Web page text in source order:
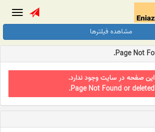
مشاهده فیلترها
این صفحه در سایت وجود ندارد.
Page Not Found or deleted.